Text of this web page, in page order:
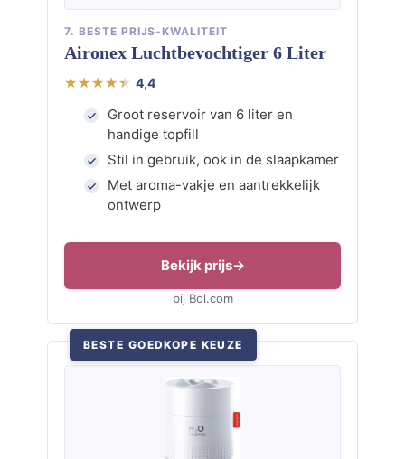
7. BESTE PRIJS-KWALITEIT
Aironex Luchtbevochtiger 6 Liter
4,4
Groot reservoir van 6 liter en
handige topfill
Stil in gebruik, ook in de slaapkamer
Met aroma-vakje en aantrekkelijk
ontwerp
Bekijk prijs
bij Bol.com
BESTE GOEDKOPE KEUZE